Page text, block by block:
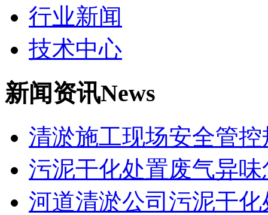
行业新闻
技术中心
新闻资讯News
清淤施工现场安全管
污泥干化处置废气异
河道清淤公司污泥干